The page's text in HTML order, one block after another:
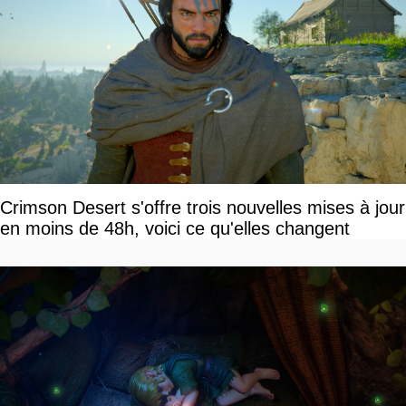
Crimson Desert s'offre trois nouvelles mises à jour
en moins de 48h, voici ce qu'elles changent